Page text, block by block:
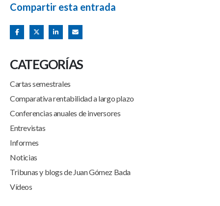
Compartir esta entrada
CATEGORÍAS
Cartas semestrales
Comparativa rentabilidad a largo plazo
Conferencias anuales de inversores
Entrevistas
Informes
Noticias
Tribunas y blogs de Juan Gómez Bada
Vídeos